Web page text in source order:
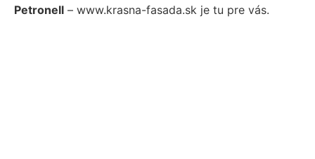
Petronell – www.krasna-fasada.sk je tu pre vás.